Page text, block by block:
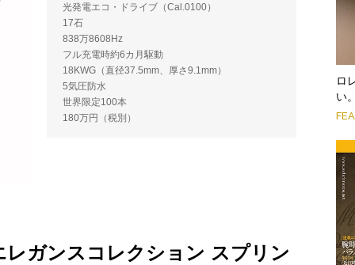
光発電エコ・ドライブ（Cal.0100）
17石
838万8608Hz
フル充電時約6カ月駆動
18KWG（直径37.5mm、厚さ9.1mm）
5気圧防水
世界限定100本
180万円（税別）
ガンスコレクション スプリン
ロ
い